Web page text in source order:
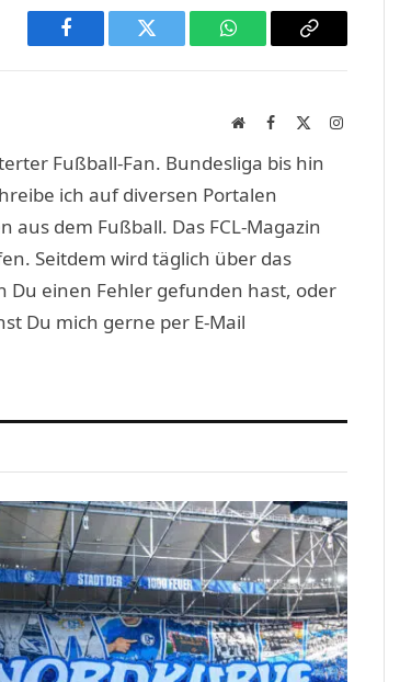
Facebook Twitter WhatsAppCopy
WebsiteFacebook
Fußball-Fan. Bundesliga bis hin
ich auf diversen Portalen
aus dem Fußball. Das FCL-Magazin
Seitdem wird täglich über das
Du einen Fehler gefunden hast, oder
Du mich gerne per E-Mail